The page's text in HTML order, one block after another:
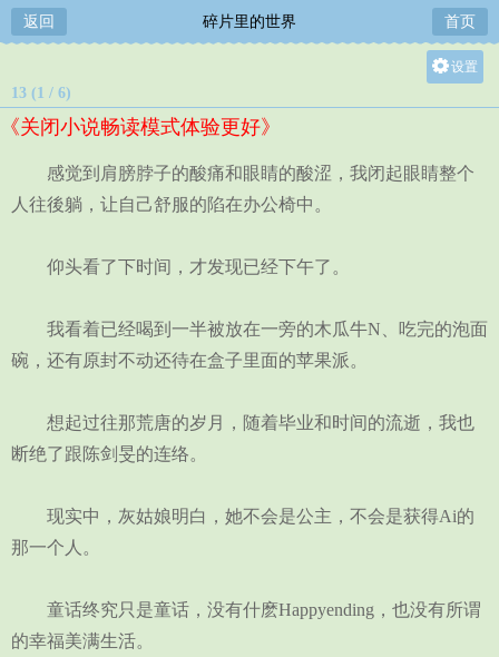
返回 碎片里的世界 首页
设置
中
13 (1 / 6)
《关闭小说畅读模式体验更好》
感觉到肩膀脖子的酸痛和眼睛的酸涩，我闭起眼睛整个
人往後躺，让自己舒服的陷在办公椅中。
仰头看了下时间，才发现已经下午了。
我看着已经喝到一半被放在一旁的木瓜牛N、吃完的泡面
碗，还有原封不动还待在盒子里面的苹果派。
想起过往那荒唐的岁月，随着毕业和时间的流逝，我也
断绝了跟陈剑旻的连络。
现实中，灰姑娘明白，她不会是公主，不会是获得Ai的
那一个人。
童话终究只是童话，没有什麽Happyending，也没有所谓
的幸福美满生活。